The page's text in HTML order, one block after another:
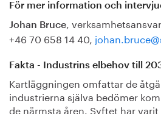
För mer information och
Johan Bruce,
+46 70 658 14 40,
Fakta - Industrins elbehov till
Kartläggningen omfattar de
industrierna själva bedömer
de närmsta åren. Syftet har